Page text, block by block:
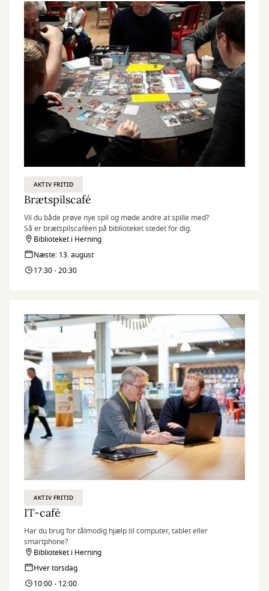
AKTIV FRITID
Brætspilscafé
Vil du både prøve nye spil og møde andre at spille med?
Så er brætspilscaféen på biblioteket stedet for dig.
Biblioteket i Herning
Næste: 13. august
17:30 - 20:30
AKTIV FRITID
IT-café
Har du brug for tålmodig hjælp til computer, tablet eller
smartphone?
Biblioteket i Herning
Hver torsdag
10:00 - 12:00